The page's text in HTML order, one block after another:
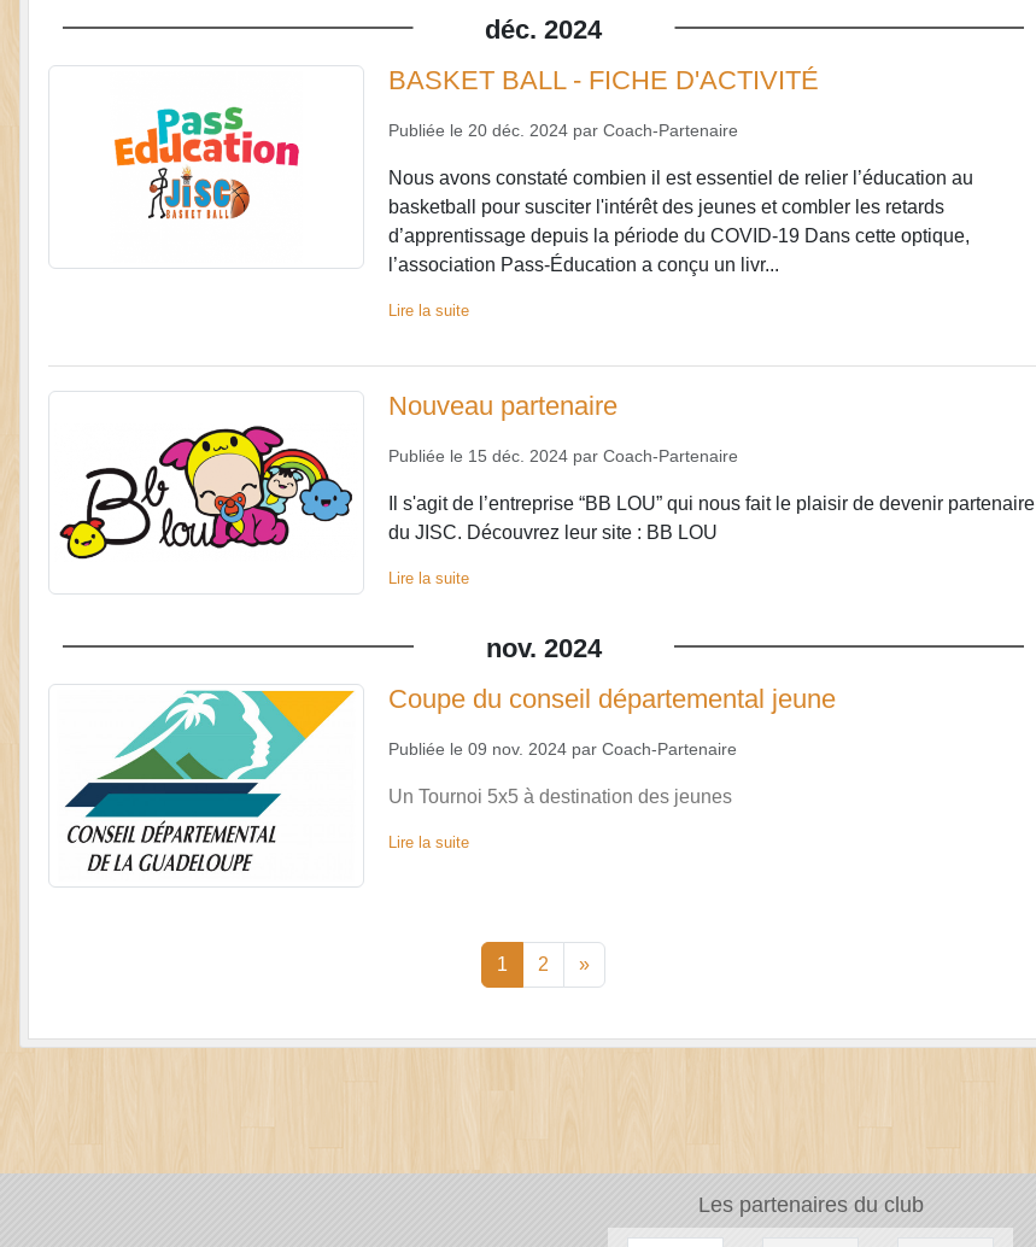
déc. 2024
BASKET BALL - FICHE D'ACTIVITÉ
Publiée le 20 déc. 2024par Coach-Partenaire
Nous avons constaté combien il est essentiel de relier l’éducation au
basketball pour susciter l'intérêt des jeunes et combler les retards
d’apprentissage depuis la période du COVID-19 Dans cette optique,
l’association Pass-Éducation a conçu un livr...
Lire la suite
Nouveau partenaire
Publiée le 15 déc. 2024par Coach-Partenaire
Il s'agit de l’entreprise “BB LOU” qui nous fait le plaisir de devenir partenaire
du JISC. Découvrez leur site : BB LOU
Lire la suite
nov. 2024
Coupe du conseil départemental jeune
Publiée le 09 nov. 2024par Coach-Partenaire
Un Tournoi 5x5 à destination des jeunes
Lire la suite
1 2 »
Les partenaires du club